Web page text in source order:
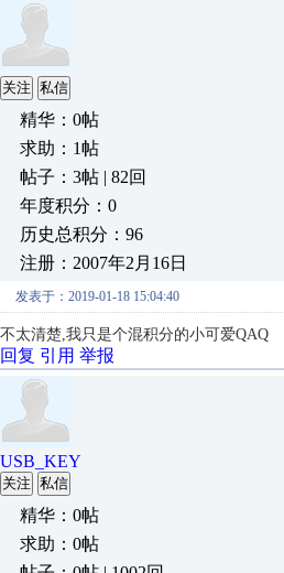
关注 私信
精华：0帖
求助：1帖
帖子：3帖 | 82回
年度积分：0
历史总积分：96
注册：2007年2月16日
发表于：2019-01-18 15:04:40
不太清楚,我只是个混积分的小可爱QAQ
回复 引用 举报
USB_KEY
关注 私信
精华：0帖
求助：0帖